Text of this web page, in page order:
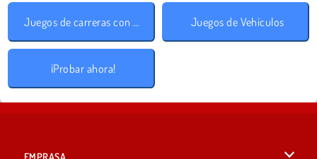
Juegos de carreras con cuestas Juegos de Vehículos
¡Probar ahora!